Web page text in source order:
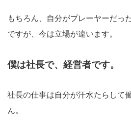
もちろん、自分がプレーヤーだっ
ですが、今は立場が違います。
僕は社長で、経営者です。
社長の仕事は自分が汗水たらして
ん。